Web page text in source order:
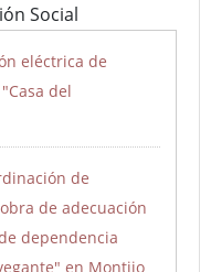
Social
eléctrica de
del
de
de adecuación
dependencia
en Montijo